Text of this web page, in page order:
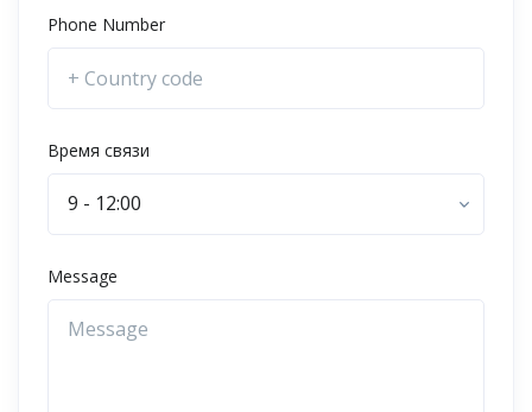
Phone Number
Время связи
9 - 12:00
Message